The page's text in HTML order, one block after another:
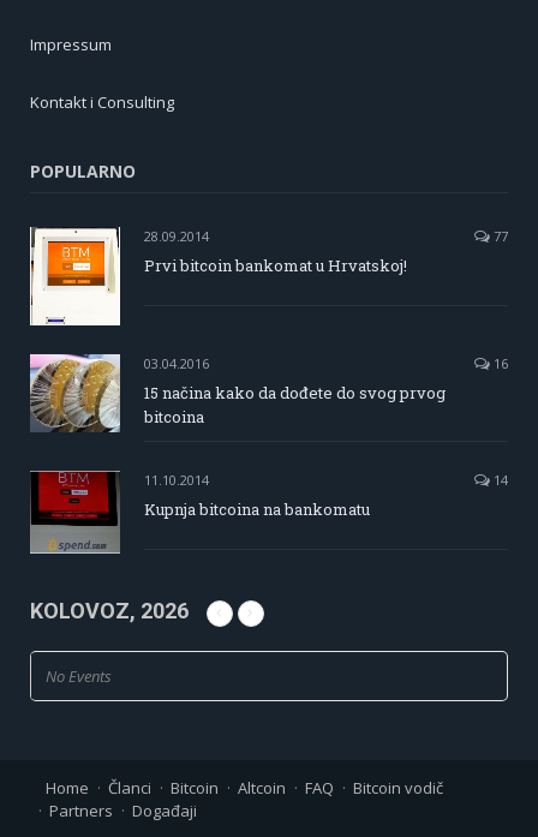
Impressum
Kontakt i Consulting
POPULARNO
28.09.2014 77
Prvi bitcoin bankomat u Hrvatskoj!
03.04.2016 16
15 načina kako da dođete do svog prvog
bitcoina
11.10.2014 14
Kupnja bitcoina na bankomatu
KOLOVOZ, 2026
No Events
Home Članci Bitcoin Altcoin FAQ
Bitcoin vodič
Partners
Događaji